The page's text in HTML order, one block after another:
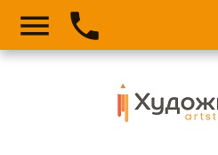
 